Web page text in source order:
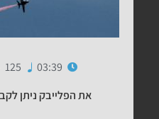
03:39
125
את הפלייבק ניתן